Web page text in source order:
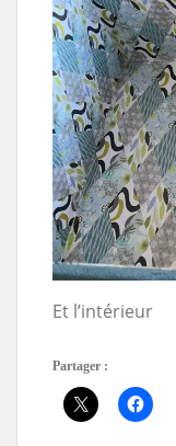
Et l’intérieur
Partager :